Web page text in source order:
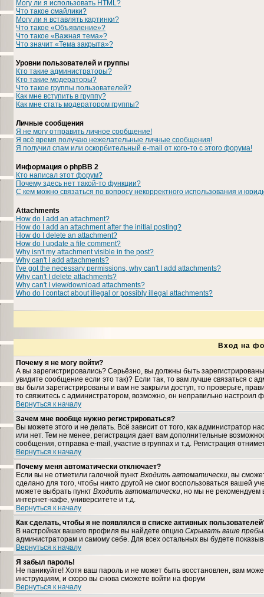
Могу ли я использовать HTML?
Что такое смайлики?
Могу ли я вставлять картинки?
Что такое «Объявление»?
Что такое «Важная тема»?
Что значит «Тема закрыта»?
Уровни пользователей и группы
Кто такие администраторы?
Кто такие модераторы?
Что такое группы пользователей?
Как мне вступить в группу?
Как мне стать модератором группы?
Личные сообщения
Я не могу отправить личное сообщение!
Я всё время получаю нежелательные личные сообщения!
Я получил спам или оскорбительный e-mail от кого-то с этого форума!
Информация о phpBB 2
Кто написал этот форум?
Почему здесь нет такой-то функции?
С кем можно связаться по вопросу некорректного использования и
Attachments
How do I add an attachment?
How do I add an attachment after the initial posting?
How do I delete an attachment?
How do I update a file comment?
Why isn't my attachment visible in the post?
Why can't I add attachments?
I've got the necessary permissions, why can't I add attachments?
Why can't I delete attachments?
Why can't I view/download attachments?
Who do I contact about illegal or possibly illegal attachments?
Вход на
Почему я не могу войти?
А вы зарегистрировались? Серьёзно, вы должны быть
увидите сообщение если это так)? Если так, то вам лучше связаться с
вы были зарегистрированы и вам не закрыли доступ, то проверьте,
то свяжитесь с администратором, возможно, он неправильно настроил
Вернуться к началу
Зачем мне вообще нужно регистрироваться?
Вы можете этого и не делать. Всё зависит от того, как
или нет. Тем не менее, регистрация дает вам дополнительные
сообщения, отправка e-mail, участие в группах и т.д. Регистрация
Вернуться к началу
Почему меня автоматически отключает?
Если вы не отметили галочкой пункт Входить автоматически, вы
сделано для того, чтобы никто другой не смог воспользоваться вашей
можете выбрать пункт Входить автоматически, но мы не рекомендуем
интернет-кафе, университете и т.д.
Вернуться к началу
Как сделать, чтобы я не появлялся в списке активных
В настройках вашего профиля вы найдете опцию Скрывать ваше
администраторам и самому себе. Для всех остальных вы будете
Вернуться к началу
Я забыл пароль!
Не паникуйте! Хотя ваш пароль и не может быть восстановлен, вам
инструкциям, и скоро вы снова сможете войти на форум
Вернуться к началу